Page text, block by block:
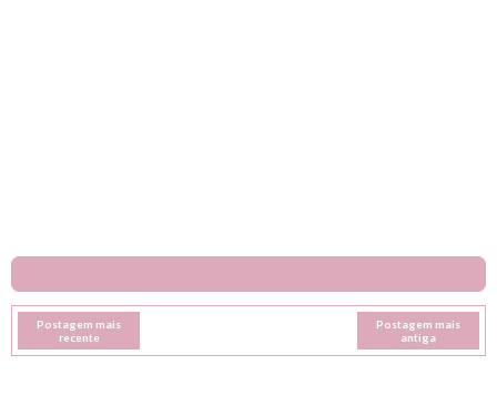
Postagem mais
recente
Postagem mais
antiga